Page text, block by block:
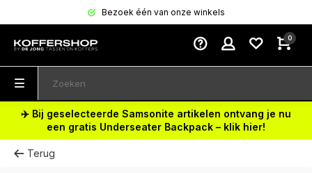
Bezoek één van onze winkels
0
✈️ Bij geselecteerde Samsonite artikelen ontvang je nu
een gratis Underseater Backpack – klik hier!
Terug